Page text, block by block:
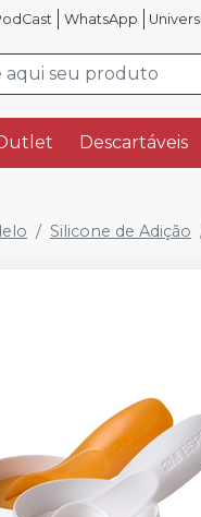
WhatsApp
Descartáveis
Silicone de Adição